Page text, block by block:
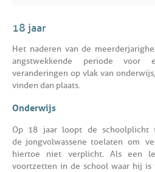
18 jaar
Het naderen van de
angstwekkende periode voor
veranderingen op vlak van
vinden dan plaats.
Onderwijs
Op 18 jaar loopt de schoolplicht
de jongvolwassene toelaten om
hiertoe niet verplicht. Als een
voortzetten in de school waar hij is